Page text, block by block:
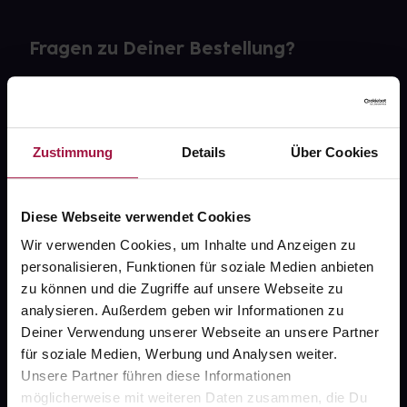
Zustimmung Details Über Cookies
Diese Webseite verwendet Cookies
Wir verwenden Cookies, um Inhalte und Anzeigen zu
personalisieren, Funktionen für soziale Medien anbieten
zu können und die Zugriffe auf unsere Webseite zu
analysieren. Außerdem geben wir Informationen zu
Deiner Verwendung unserer Webseite an unsere Partner
für soziale Medien, Werbung und Analysen weiter.
Unsere Partner führen diese Informationen
möglicherweise mit weiteren Daten zusammen, die Du
Fragen zu Deiner Bestellung?
gesund.de
Über uns
Karriere
Newsletter